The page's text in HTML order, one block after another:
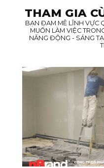
THAM GIA
BẠN ĐAM MÊ LĨNH VỰC
MUỐN LÀM VIỆC
NĂNG ĐỘNG - SÁNG